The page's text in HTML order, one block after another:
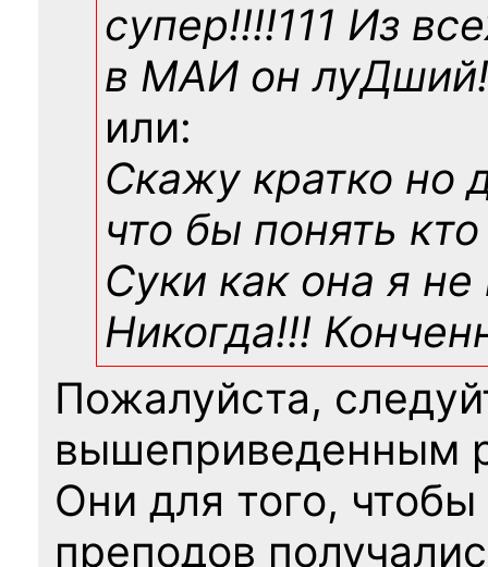
супер!!!!111 Из
в МАИ он
или:
Скажу кратко но
что бы понять
Суки как она я не
Никогда!!!
Пожалуйста,
вышеприведенным
Они для того,
преподов